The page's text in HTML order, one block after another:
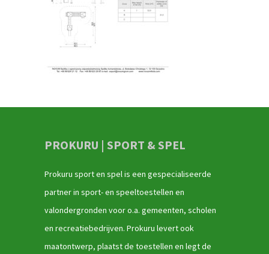
PROKURU | SPORT & SPEL
Prokuru sport en spel is een gespecialiseerde
partner in sport- en speeltoestellen en
valondergronden voor o.a. gemeenten, scholen
en recreatiebedrijven. Prokuru levert ook
maatontwerp, plaatst de toestellen en legt de